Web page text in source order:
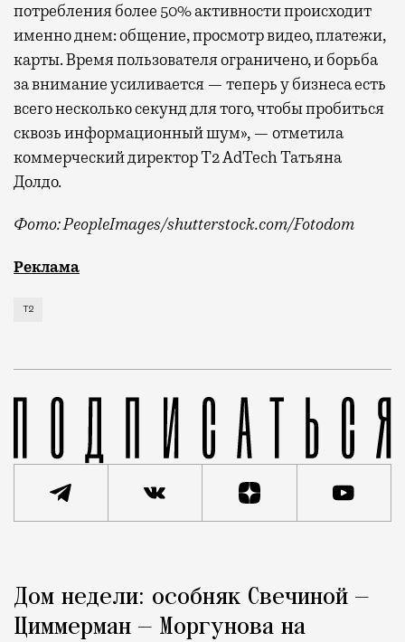
потребления более 50% активности происходит
именно днем: общение, просмотр видео, платежи,
карты. Время пользователя ограничено, и борьба
за внимание усиливается — теперь у бизнеса есть
всего несколько секунд для того, чтобы пробиться
сквозь информационный шум», — отметила
коммерческий директор Т2 AdTech Татьяна
Долдо.
Фото: PeopleImages/shutterstock.com/Fotodom
Мобильный оператор Т2 изучил модели интернет-
Реклама
Т2
Город
Дом недели: особняк Свечиной —
Циммерман — Моргунова на